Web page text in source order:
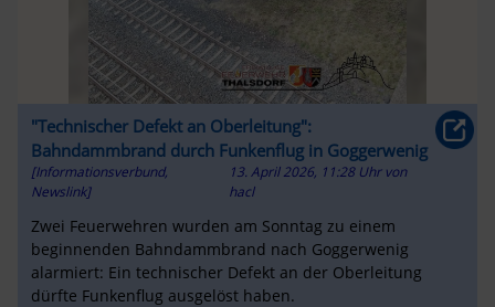
"Technischer Defekt an Oberleitung":
Bahndammbrand durch Funkenflug in Goggerwenig
[Informationsverbund,
Newslink]
13. April 2026, 11:28 Uhr von
hacl
Zwei Feuerwehren wurden am Sonntag zu einem
beginnenden Bahndammbrand nach Goggerwenig
alarmiert: Ein technischer Defekt an der Oberleitung
dürfte Funkenflug ausgelöst haben.